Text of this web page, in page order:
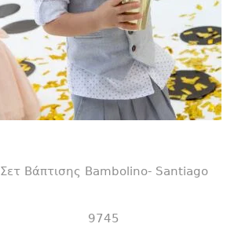
Σετ Βάπτισης Bambolino- Santiago
9745